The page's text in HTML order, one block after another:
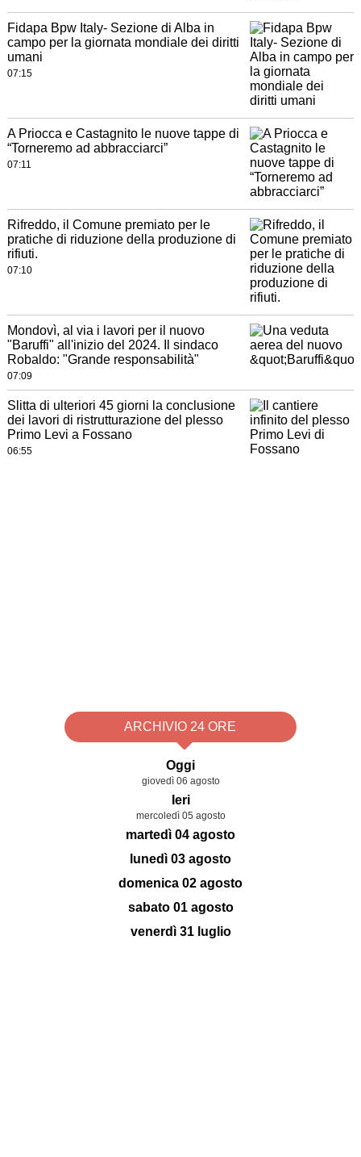
Fidapa Bpw Italy- Sezione di Alba in
campo per la giornata mondiale dei diritti
umani
07:15
A Priocca e Castagnito le nuove tappe di
“Torneremo ad abbracciarci”
07:11
Rifreddo, il Comune premiato per le
pratiche di riduzione della produzione di
rifiuti.
07:10
Mondovì, al via i lavori per il nuovo
"Baruffi" all'inizio del 2024. Il sindaco
Robaldo: "Grande responsabilità"
07:09
Slitta di ulteriori 45 giorni la conclusione
dei lavori di ristrutturazione del plesso
Primo Levi a Fossano
06:55
ARCHIVIO 24 ORE
Oggi
giovedì 06 agosto
Ieri
mercoledì 05 agosto
martedì 04 agosto
lunedì 03 agosto
domenica 02 agosto
sabato 01 agosto
venerdì 31 luglio